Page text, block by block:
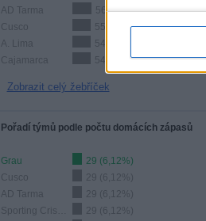
AD Tarma
56 (11,81%)
Cusco
55 (11,6%)
A. Lima
54 (11,39%)
Cajamarca
54 (11,39%)
Zobrazit celý žebříček
Pořadí týmů podle počtu domácích zápasů
Grau
29 (6,12%)
Cusco
29 (6,12%)
AD Tarma
29 (6,12%)
29 (6,12%)